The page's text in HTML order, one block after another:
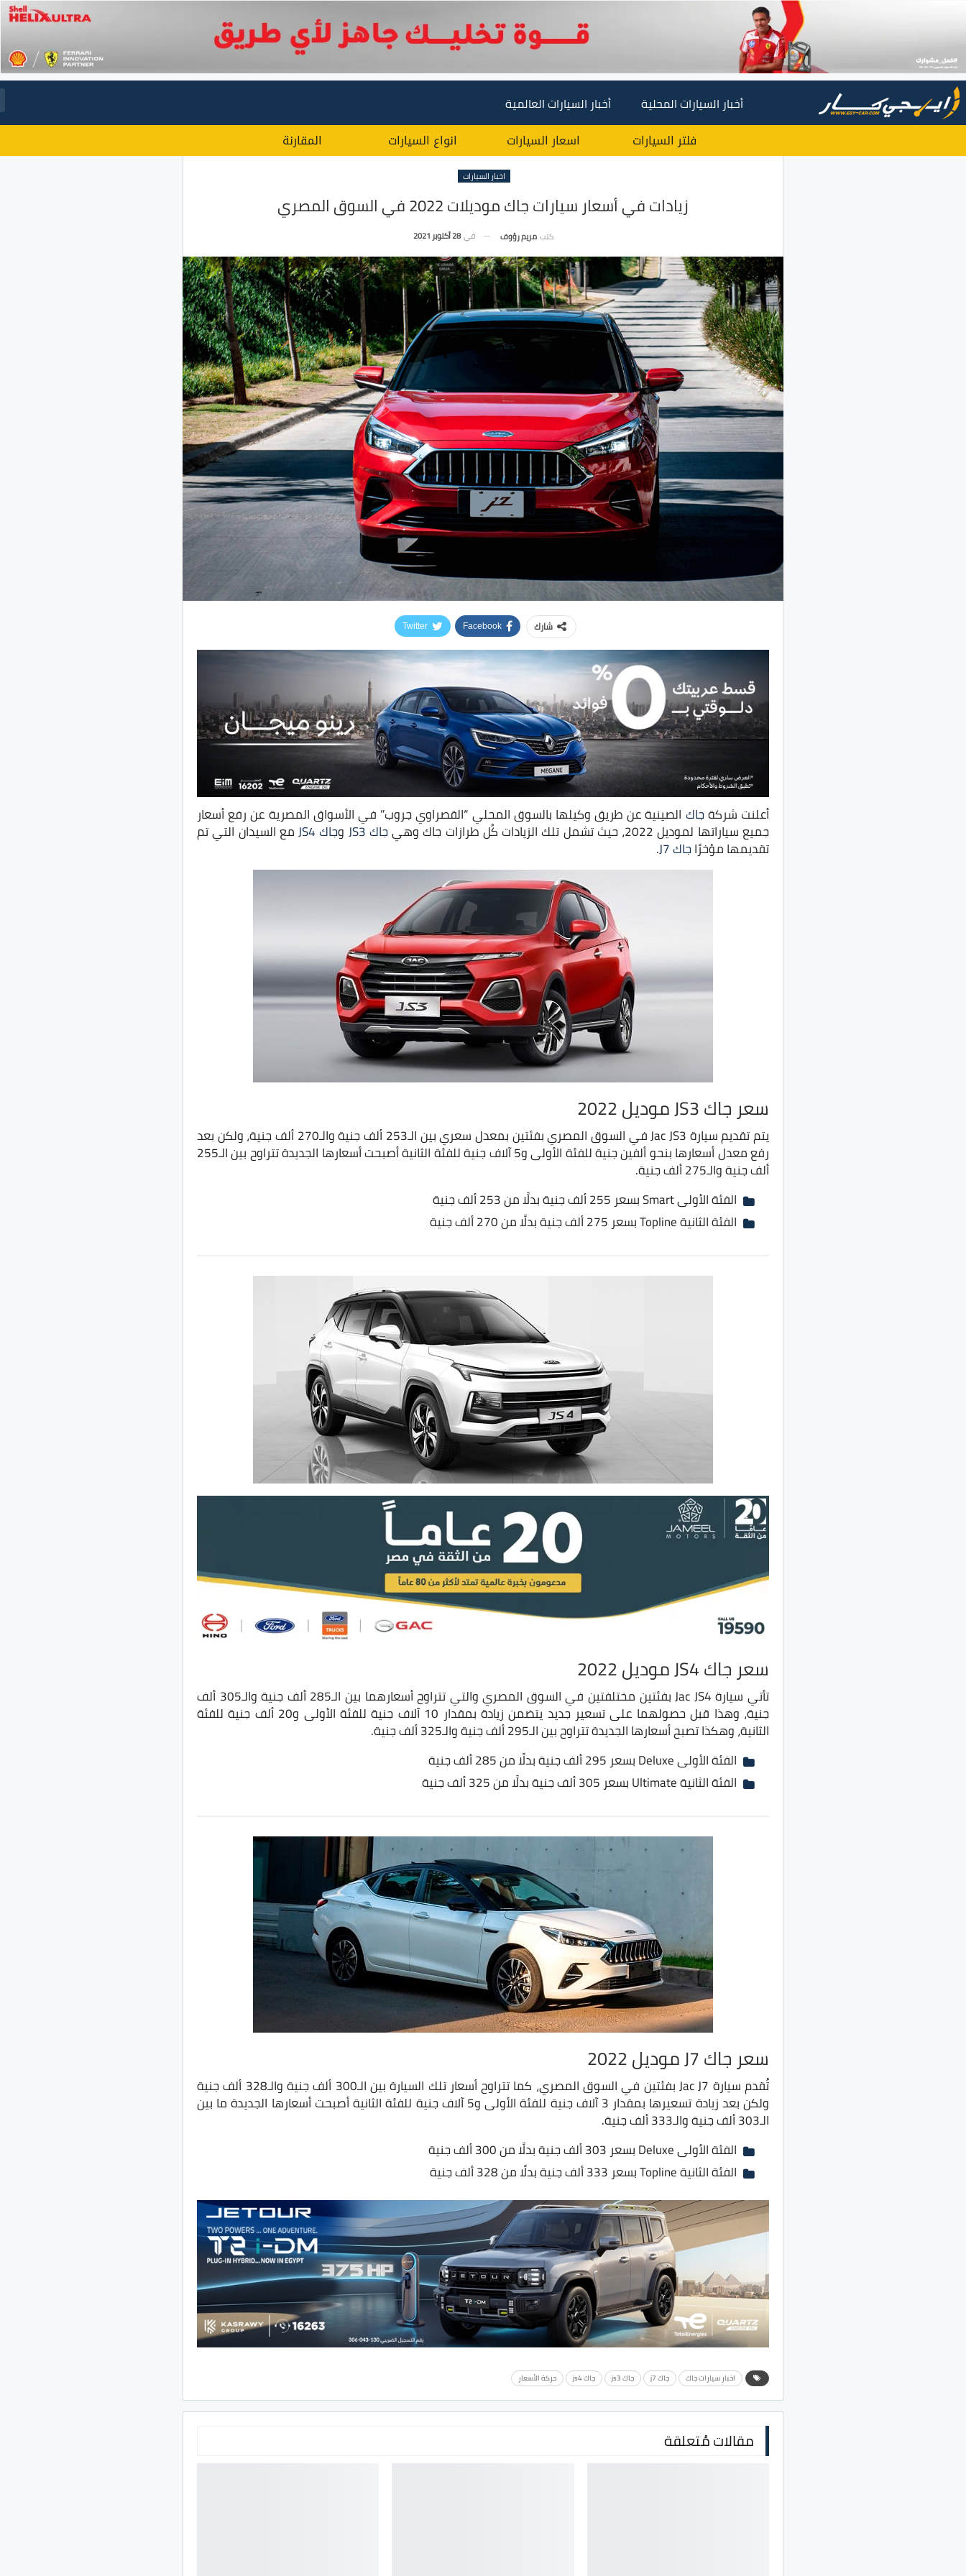
أخبار السيارات المحلية أخبار السيارات العالمية
فلتر السيارات اسعار السيارات انواع السيارات المقارنة
اخبار السيارات
زيادات في أسعار سيارات جاك موديلات 2022 في السوق المصري
كتب مريم رؤوف في 28 أكتوبر 2021
شارك Facebook
Twitter
أعلنت شركةجاك الصينية عن طريق وكيلها بالسوق المحلي “القصراوي جروب” في الأسواق المصرية عن رفع أسعار
جميع سياراتها لموديل 2022، حيث تشمل تلك الزيادات كُل طرازات جاك وهي جاك JS3 وجاك JS4 مع السيدان التي تم
تقديمها مؤخرًاجاك J7 .
سعر جاك JS3 موديل 2022
يتم تقديم سيارة Jac JS3 في السوق المصري بفئتين بمعدل سعري بين الـ253 ألف جنية والـ270 ألف جنية، ولكن بعد
رفع معدل أسعارها بنحو ألفين جنية للفئة الأولى و5 آلاف جنية للفئة الثانية أصبحت أسعارها الجديدة تتراوح بين الـ255
ألف جنية والـ275 ألف جنية.
الفئة الأولى Smart بسعر 255 ألف جنية بدلًا من 253 ألف جنية
الفئة الثانية Topline بسعر 275 ألف جنية بدلًا من 270 ألف جنية
سعر جاك JS4 موديل 2022
تأتي سيارة Jac JS4 بفئتين مختلفتين في السوق المصري والتي تتراوح أسعارهما بين الـ285 ألف جنية والـ305 ألف
جنية، وهذا قبل حصولهما على تسعير جديد يتضمن زيادة بمقدار 10 آلاف جنية للفئة الأولى و20 ألف جنية للفئة
الثانية، وهكذا تصبح أسعارها الجديدة تتراوح بين الـ295 ألف جنية والـ325 ألف جنية.
الفئة الأولى Deluxe بسعر 295 ألف جنية بدلًا من 285 ألف جنية
الفئة الثانية Ultimate بسعر 305 ألف جنية بدلًا من 325 ألف جنية
سعر جاك J7 موديل 2022
تُقدم سيارة Jac J7 بفئتين في السوق المصري، كما تتراوح أسعار تلك السيارة بين الـ300 ألف جنية والـ328 ألف جنية
ولكن بعد زيادة تسعيرها بمقدار 3 آلاف جنية للفئة الأولى و5 آلاف جنية للفئة الثانية أصبحت أسعارها الجديدة ما بين
الـ303 ألف جنية والـ333 ألف جنية.
الفئة الأولى Deluxe بسعر 303 ألف جنية بدلًا من 300 ألف جنية
الفئة الثانية Topline بسعر 333 ألف جنية بدلًا من 328 ألف جنية
اخبار سيارات جاك جاك j7 جاك js3 جاك js4 حركة الأسعار
مقالات مُتعلقة